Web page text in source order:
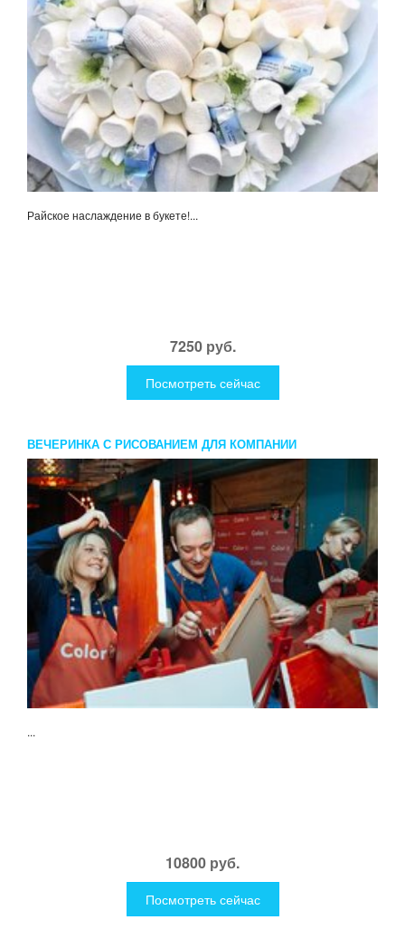
Райское наслаждение в букете!...
7250 руб.
Посмотреть сейчас
ВЕЧЕРИНКА С РИСОВАНИЕМ ДЛЯ КОМПАНИИ
...
10800 руб.
Посмотреть сейчас